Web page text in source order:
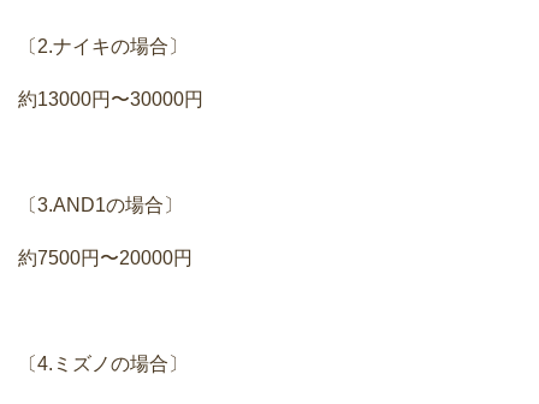
〔2.ナイキの場合〕
約13000円〜30000円
〔3.AND1の場合〕
約7500円〜20000円
〔4.ミズノの場合〕